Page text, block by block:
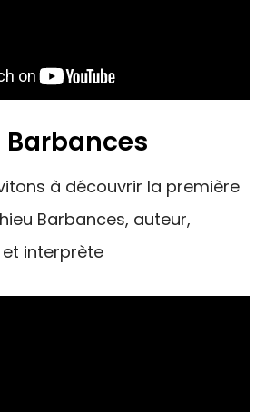
à découvrir la première
Barbances, auteur,
interprète